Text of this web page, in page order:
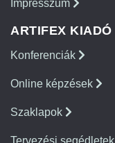
Impresszum
ARTIFEX KIADÓ
Konferenciák
Online képzések
Szaklapok